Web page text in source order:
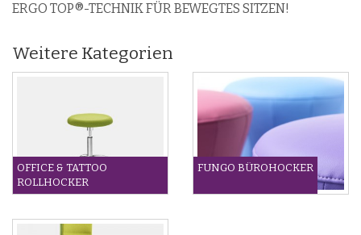
ERGO TOP®-TECHNIK FÜR BEWEGTES SITZEN!
Weitere Kategorien
OFFICE & TATTOO
ROLLHOCKER
FUNGO BÜROHOCKER